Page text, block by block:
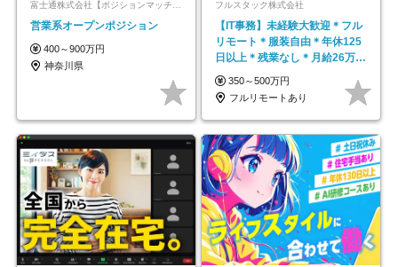
富士通株式会社【ポジションマッチ登録】
営業系オープンポジション
400～900万円
神奈川県
フルスタック株式会社
【IT事務】未経験大歓迎＊フル
リモート＊服装自由＊年休125
日以上＊残業なし＊月給26万円
以上
350～500万円
フルリモートあり